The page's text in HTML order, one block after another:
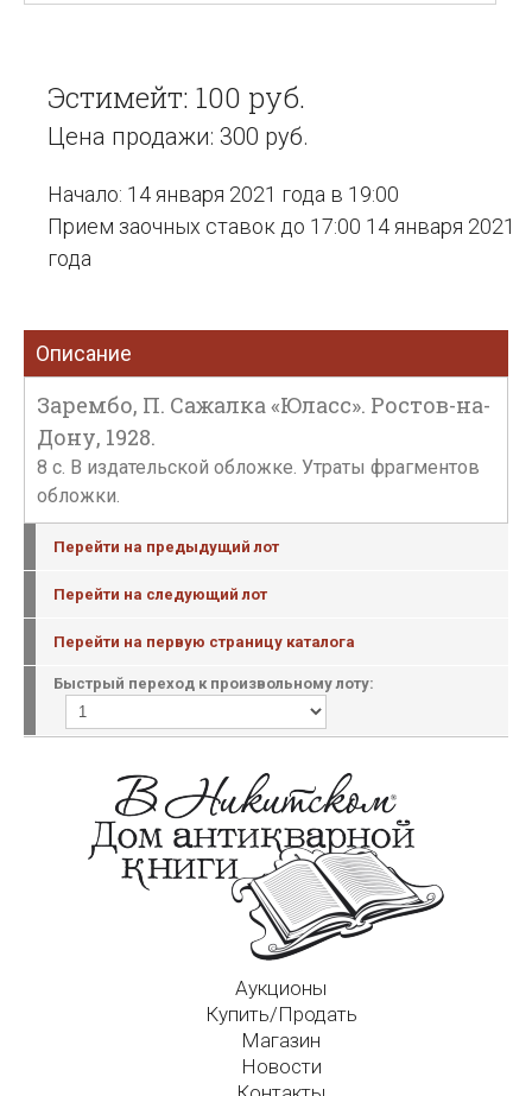
Эстимейт: 100 руб.
Цена продажи: 300 руб.
Начало: 14 января 2021 года в 19:00
Прием заочных ставок до 17:00 14 января 2021
года
Описание
Зарембо, П. Сажалка «Юласс». Ростов-на-
Дону, 1928.
8 с. В издательской обложке. Утраты фрагментов
обложки.
Перейти на предыдущий лот
Перейти на следующий лот
Перейти на первую страницу каталога
Быстрый переход к произвольному лоту:
Аукционы
Купить/Продать
Магазин
Новости